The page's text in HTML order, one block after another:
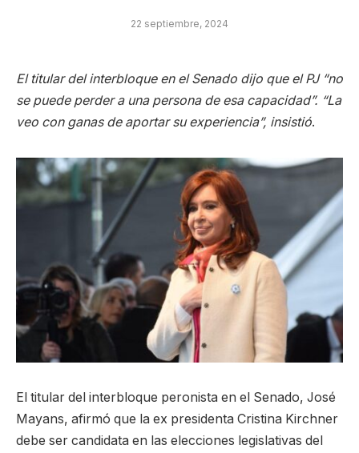
22 septiembre, 2024
El titular del interbloque en el Senado dijo que el PJ “no
se puede perder a una persona de esa capacidad”. “La
veo con ganas de aportar su experiencia”, insistió.
El titular del interbloque peronista en el Senado, José
Mayans, afirmó que la ex presidenta Cristina Kirchner
debe ser candidata en las elecciones legislativas del